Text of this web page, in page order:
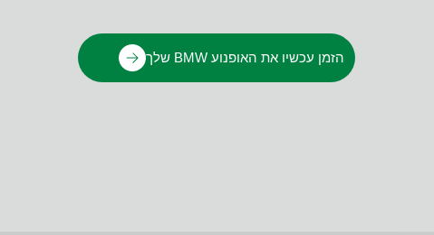
הזמן עכשיו את האופנוע BMW שלך